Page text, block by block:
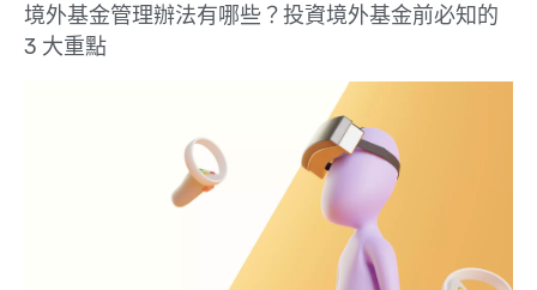
境外基金管理辦法有哪些？投資境外基金前必知的
3 大重點